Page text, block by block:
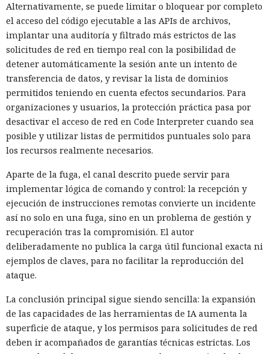
Alternativamente, se puede limitar o bloquear por completo
el acceso del código ejecutable a las APIs de archivos,
implantar una auditoría y filtrado más estrictos de las
solicitudes de red en tiempo real con la posibilidad de
detener automáticamente la sesión ante un intento de
transferencia de datos, y revisar la lista de dominios
permitidos teniendo en cuenta efectos secundarios. Para
organizaciones y usuarios, la protección práctica pasa por
desactivar el acceso de red en Code Interpreter cuando sea
posible y utilizar listas de permitidos puntuales solo para
los recursos realmente necesarios.
Aparte de la fuga, el canal descrito puede servir para
implementar lógica de comando y control: la recepción y
ejecución de instrucciones remotas convierte un incidente
así no solo en una fuga, sino en un problema de gestión y
recuperación tras la compromisión. El autor
deliberadamente no publica la carga útil funcional exacta ni
ejemplos de claves, para no facilitar la reproducción del
ataque.
La conclusión principal sigue siendo sencilla: la expansión
de las capacidades de las herramientas de IA aumenta la
superficie de ataque, y los permisos para solicitudes de red
deben ir acompañados de garantías técnicas estrictas. Los